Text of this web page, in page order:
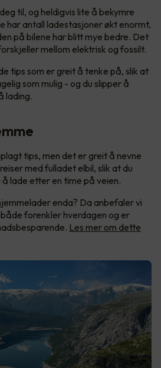
til, og heldigvis lite å bekymre
har antall ladestasjoner økt enormt,
på bilene har blitt mye bedre. Det
mellom elektrisk og fossilt.
tips som er greit å tenke på, slik at
som mulig - og du slipper å
lading.
tips, men det er greit å nevne
med fulladet elbil, slik at du
lade etter en time på veien.
enda? Da anbefaler vi
forenkler hverdagen og er
Les mer om dette